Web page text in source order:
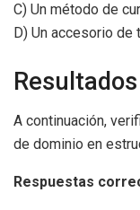
C) Un método de
D) Un accesorio de
Resultados
A continuación,
de dominio en
Respuestas